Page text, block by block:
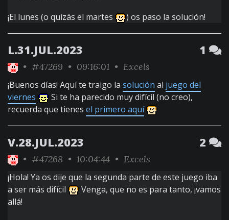
¡El lunes (o quizás el martes
) os paso la solución!
L.31.JUL.2023 1
• #47269 • 09:16:01 • Excels
¡Buenos días! Aquí te traigo la solución al juego del
viernes
Si te ha parecido muy difícil (no creo),
recuerda que tienes el primero aquí
V.28.JUL.2023 2
• #47268 • 10:04:44 • Excels
¡Hola! Ya os dije que la segunda parte de este juego iba
a ser más difícil
Venga, que no es para tanto, ¡vamos
allá!